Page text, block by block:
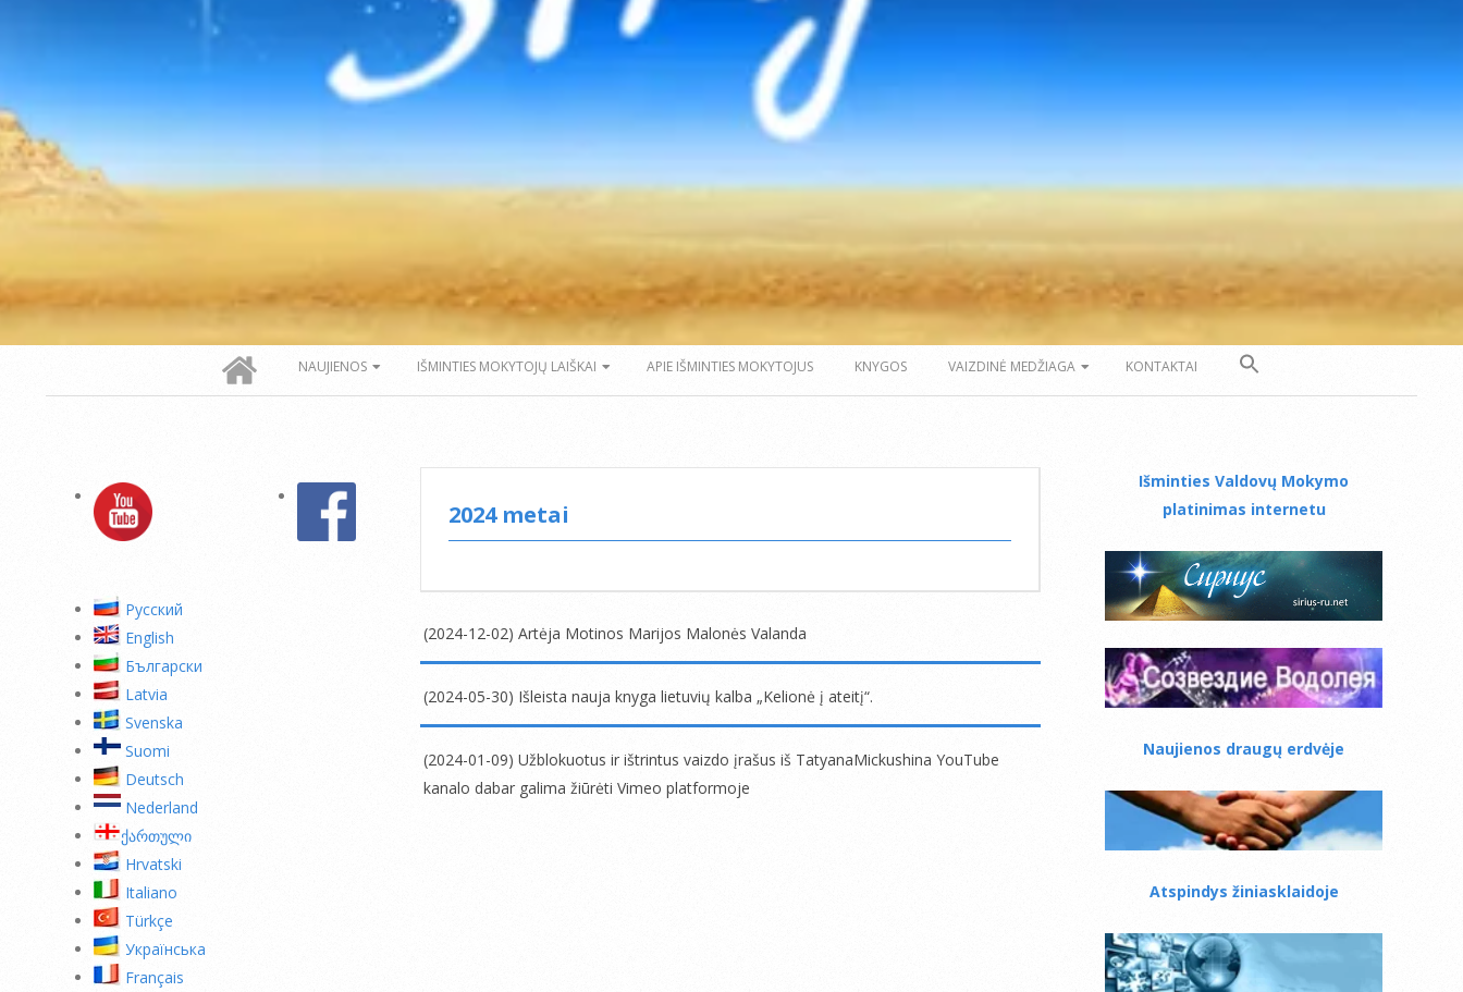
NAUJIENOS IŠMINTIES MOKYTOJŲ LAIŠKAI APIE IŠMINTIES MOKYTOJUS KNYGOS VAIZDINĖ MEDŽIAGA KONTAKTAI
2024 metai
(2024-12-02) Artėja Motinos Marijos Malonės Valanda
2024-
12-
10
(2024-05-30) Išleista nauja knyga lietuvių kalba „Kelionė į ateitį“.
2024-
05-
30
(2024-01-09) Užblokuotus ir ištrintus vaizdo įrašus iš TatyanaMickushina YouTube
kanalo dabar galima žiūrėti Vimeo platformoje
Pусский
English
Български
Latvia
Svenska
Suomi
Deutsch
Nederland
ქართული
Hrvatski
Italiano
Türkçe
Українська
Français
Išminties Valdovų Mokymo
platinimas internetu
Naujienos draugų erdvėje
Atspindys žiniasklaidoje